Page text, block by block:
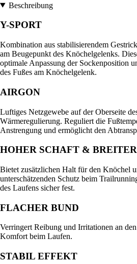
Beschreibung
Y-SPORT
Kombination aus stabilisierendem
am Beugepunkt des Knöchelgelenks.
optimale Anpassung der Sockenposition
des Fußes am Knöchelgelenk.
AIRGON
Luftiges Netzgewebe auf der Oberseite
Wärmeregulierung. Reguliert die
Anstrengung und ermöglicht den
HOHER SCHAFT &
Bietet zusätzlichen Halt für den Knöchel
unterschätzenden Schutz beim
des Laufens sicher fest.
FLACHER BUND
Verringert Reibung und Irritationen an
Komfort beim Laufen.
STABIL EFFEKT